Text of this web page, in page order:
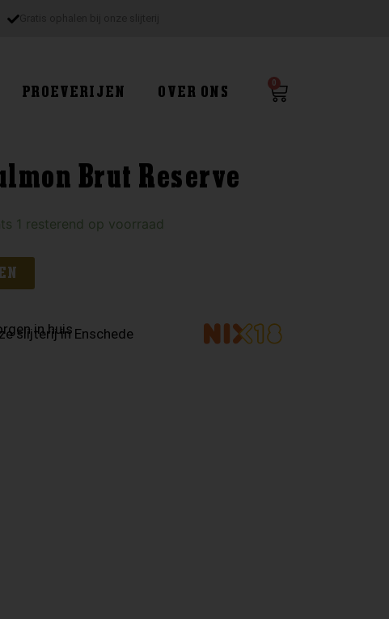
PROEVERIJEN OVER ONS
0
Winkelwagen
Brut Reserve
1 resterend op voorraad
in huis
slijterij in Enschede